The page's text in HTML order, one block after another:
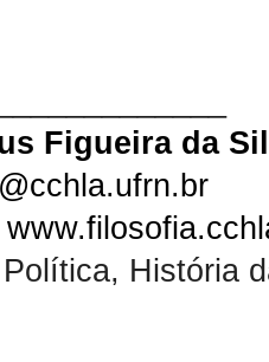
Figueira da
História